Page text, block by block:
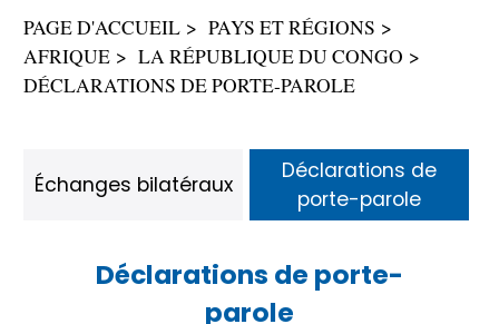
Espa
ñol
PAGE D'ACCUEIL
PAYS ET RÉGIONS
AFRIQUE
LA RÉPUBLIQUE DU CONGO
DÉCLARATIONS DE PORTE-PAROLE
Déclarations de porte-
parole
Échanges bilatéraux
Déclarations de
porte-parole